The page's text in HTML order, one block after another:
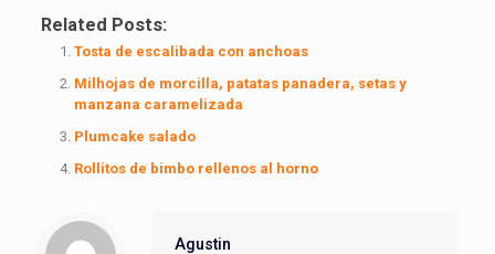
Related Posts:
Tosta de escalibada con anchoas
Milhojas de morcilla, patatas panadera, setas y
manzana caramelizada
Plumcake salado
Rollitos de bimbo rellenos al horno
Agustin